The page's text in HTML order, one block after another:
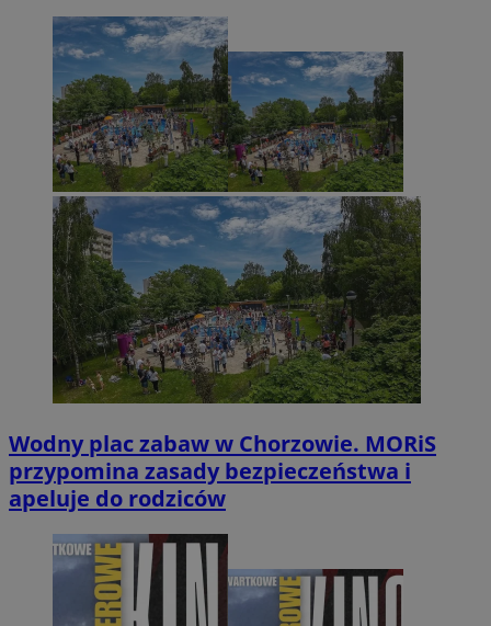
Wodny plac zabaw w Chorzowie. MORiS
przypomina zasady bezpieczeństwa i
apeluje do rodziców